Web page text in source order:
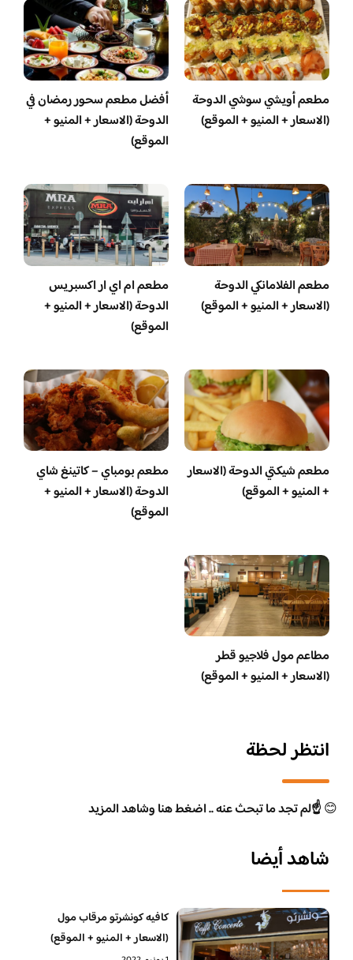
مطعم أويشي سوشي الدوحة
(الاسعار + المنيو + الموقع)
أفضل مطعم سحور رمضان في
الدوحة (الاسعار + المنيو +
الموقع)
مطعم الفلامانكي الدوحة
(الاسعار + المنيو + الموقع)
مطعم ام اي ار اكسبريس
الدوحة (الاسعار + المنيو +
الموقع)
مطعم شيكتي الدوحة (الاسعار
+ المنيو + الموقع)
مطعم بومباي – كاتينغ شاي
الدوحة (الاسعار + المنيو +
الموقع)
مطاعم مول فلاجيو قطر
(الاسعار + المنيو + الموقع)
انتظر لحظة
😊☝️لم تجد ما تبحث عنه .. اضغط هنا وشاهد المزيد
شاهد أيضا
كافيه كونشرتو مرقاب مول
(الاسعار + المنيو + الموقع)